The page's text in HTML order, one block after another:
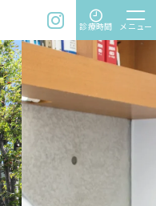
instagram time
診療時間
menu
メニュー